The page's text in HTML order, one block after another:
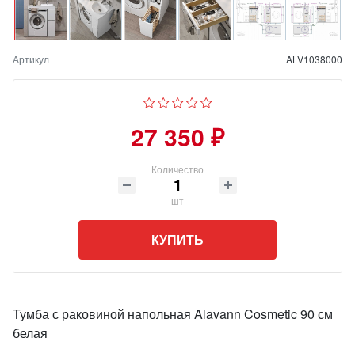
Артикул ALV1038000
27 350 ₽
Количество
шт
КУПИТЬ
Тумба с раковиной напольная Alavann Cosmetic 90 см
белая